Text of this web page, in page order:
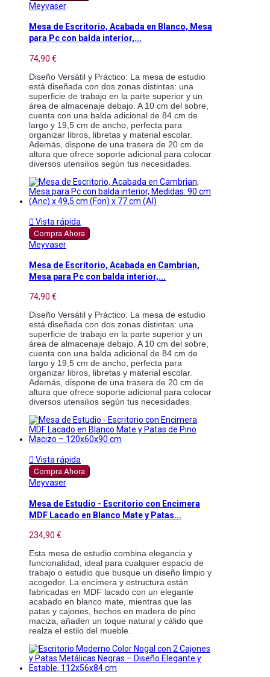
Meyvaser
Mesa de Escritorio, Acabada en Blanco, Mesa
para Pc con balda interior,...
74,90 €
Diseño Versátil y Práctico: La mesa de estudio
está diseñada con dos zonas distintas: una
superficie de trabajo en la parte superior y un
área de almacenaje debajo. A 10 cm del sobre,
cuenta con una balda adicional de 84 cm de
largo y 19,5 cm de ancho, perfecta para
organizar libros, libretas y material escolar.
Además, dispone de una trasera de 20 cm de
altura que ofrece soporte adicional para colocar
diversos utensilios según tus necesidades.
 Vista rápida
Compra Ahora
Meyvaser
Mesa de Escritorio, Acabada en Cambrian,
Mesa para Pc con balda interior,...
74,90 €
Diseño Versátil y Práctico: La mesa de estudio
está diseñada con dos zonas distintas: una
superficie de trabajo en la parte superior y un
área de almacenaje debajo. A 10 cm del sobre,
cuenta con una balda adicional de 84 cm de
largo y 19,5 cm de ancho, perfecta para
organizar libros, libretas y material escolar.
Además, dispone de una trasera de 20 cm de
altura que ofrece soporte adicional para colocar
diversos utensilios según tus necesidades.
 Vista rápida
Compra Ahora
Meyvaser
Mesa de Estudio - Escritorio con Encimera
MDF Lacado en Blanco Mate y Patas...
234,90 €
Esta mesa de estudio combina elegancia y
funcionalidad, ideal para cualquier espacio de
trabajo o estudio que busque un diseño limpio y
acogedor. La encimera y estructura están
fabricadas en MDF lacado con un elegante
acabado en blanco mate, mientras que las
patas y cajones, hechos en madera de pino
maciza, añaden un toque natural y cálido que
realza el estilo del mueble.